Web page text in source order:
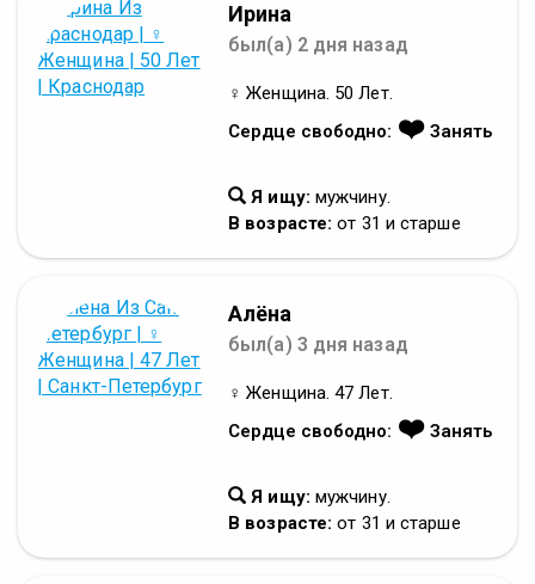
Ирина
был(а) 2 дня назад
♀ Женщина. 50 Лет.
Сердце свободно: ❤️Занять
Я ищу: мужчину.
В возрасте: от 31 и старше
Алёна
был(а) 3 дня назад
♀ Женщина. 47 Лет.
Сердце свободно: ❤️Занять
Я ищу: мужчину.
В возрасте: от 31 и старше